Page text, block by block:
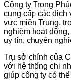
Công ty Trọng
cung cấp các dịch
vực miền Trung,
nghiệm hoạt
uy tín, chuyên
Trụ sở chính của
với hệ thống chi
giúp công ty có